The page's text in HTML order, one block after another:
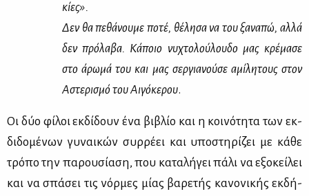
κί­ες».
Δεν θα πε­θά­νου­με πο­τέ, θέ­λη­σα να του ξα­να­πώ, αλ­λά
δεν πρό­λα­βα. Κά­ποιο νυ­χτο­λού­λου­δο μας κρέ­μα­σε
στο άρω­μά του και μας σερ­για­νού­σε αμί­λη­τους στον
Αστε­ρι­σμό του Αι­γό­κε­ρου.
Οι δύο φί­λοι εκ­δί­δουν ένα βι­βλίο και η κοι­νό­τη­τα των εκ­
δι­δο­μέ­νων γυ­ναι­κών συρ­ρέ­ει και υπο­στη­ρί­ζει με κά­θε
τρό­πο την πα­ρου­σί­α­ση, που κα­τα­λή­γει πά­λι να εξο­κεί­λει
και να σπά­σει τις νόρ­μες μί­ας βα­ρε­τής κα­νο­νι­κής εκ­δή­